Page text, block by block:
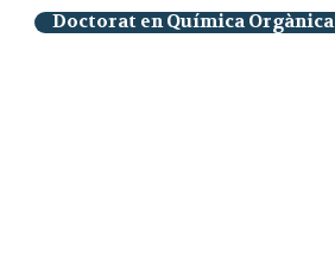
Doctorat en Química Orgànica